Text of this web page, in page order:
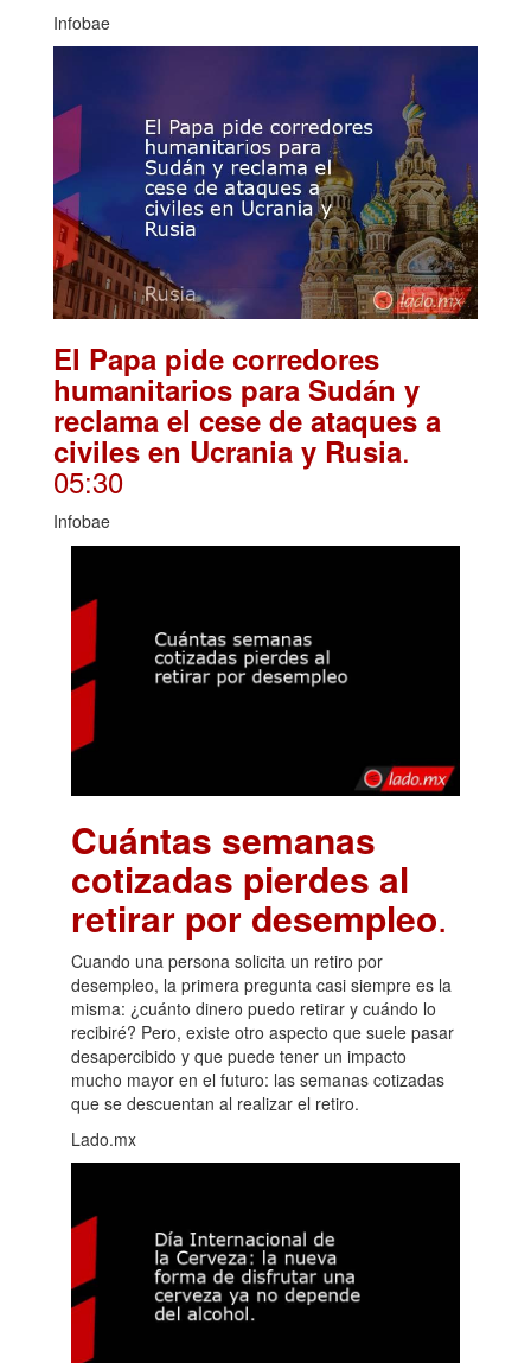
Infobae
El Papa pide corredores
humanitarios para Sudán y
reclama el cese de ataques a
civiles en Ucrania y Rusia.
05:30
Infobae
Cuántas semanas
cotizadas pierdes al
retirar por desempleo.
Cuando una persona solicita un retiro por
desempleo, la primera pregunta casi siempre es la
misma: ¿cuánto dinero puedo retirar y cuándo lo
recibiré? Pero, existe otro aspecto que suele pasar
desapercibido y que puede tener un impacto
mucho mayor en el futuro: las semanas cotizadas
que se descuentan al realizar el retiro.
Lado.mx